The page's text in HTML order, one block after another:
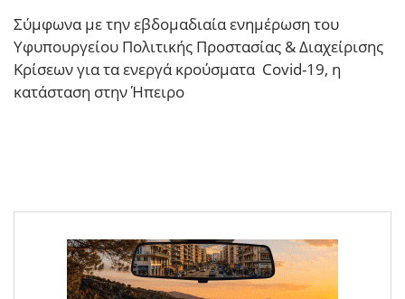
Σύμφωνα με την εβδομαδιαία ενημέρωση του
Υφυπουργείου Πολιτικής Προστασίας & Διαχείρισης
Κρίσεων για τα ενεργά κρούσματα Covid-19, η
κατάσταση στην Ήπειρο